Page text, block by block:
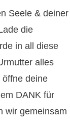
Seele & deiner
die
in all diese
alles
deine
DANK für
wir gemeinsam